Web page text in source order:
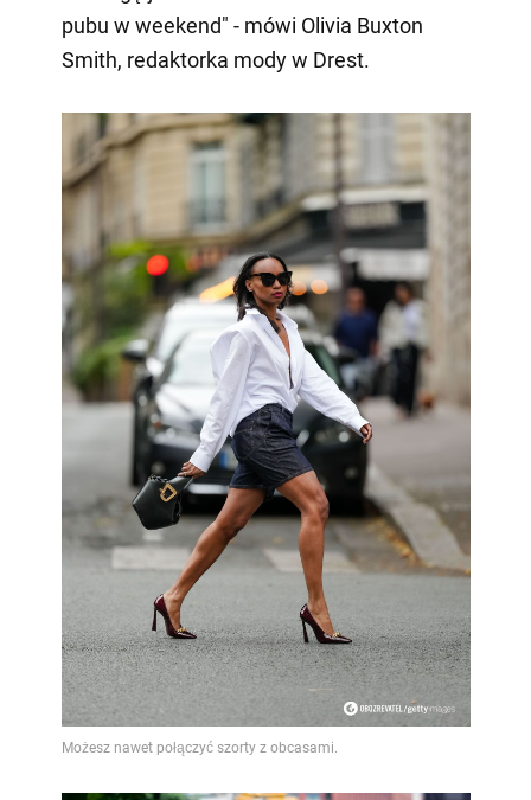
pubu w weekend" - mówi Olivia Buxton
Smith, redaktorka mody w Drest.